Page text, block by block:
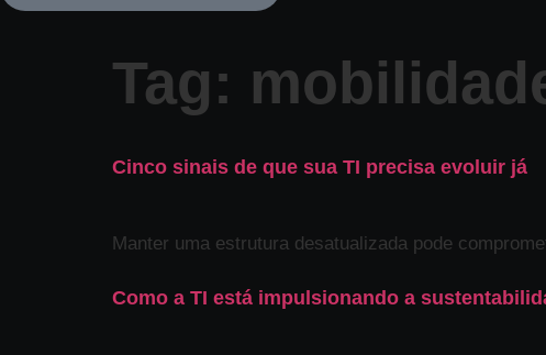
Tag:
Cinco sinais de que sua TI precisa evoluir já
Manter uma estrutura desatualizada pode
Como a TI está impulsionando a